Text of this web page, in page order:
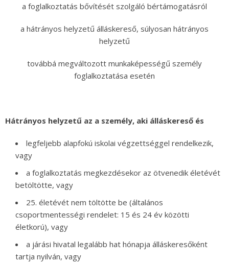
a foglalkoztatás bővítését szolgáló bértámogatásról
a hátrányos helyzetű álláskereső, súlyosan hátrányos
helyzetű
továbbá megváltozott munkaképességű személy
foglalkoztatása esetén
Hátrányos helyzetű az a személy, aki álláskereső és
legfeljebb alapfokú iskolai végzettséggel rendelkezik,
vagy
a foglalkoztatás megkezdésekor az ötvenedik életévét
betöltötte, vagy
25. életévét nem töltötte be (általános
csoportmentességi rendelet: 15 és 24 év közötti
életkorú), vagy
a járási hivatal legalább hat hónapja álláskeresőként
tartja nyilván, vagy